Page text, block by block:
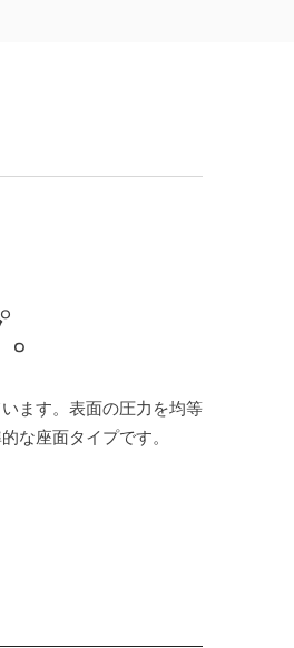
ます。表面の圧力を均等
な座面タイプです。